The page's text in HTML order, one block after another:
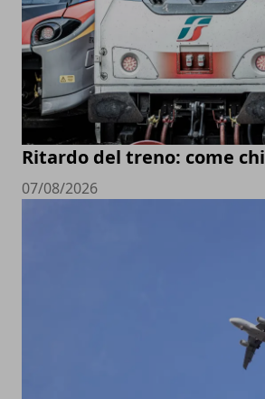
Ritardo del treno: come
07/08/2026